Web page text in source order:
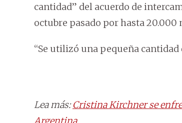
cantidad” del acuerdo de
octubre pasado por hasta 20.000
“Se utilizó una pequeña
Lea más:Cristina Kirchner se